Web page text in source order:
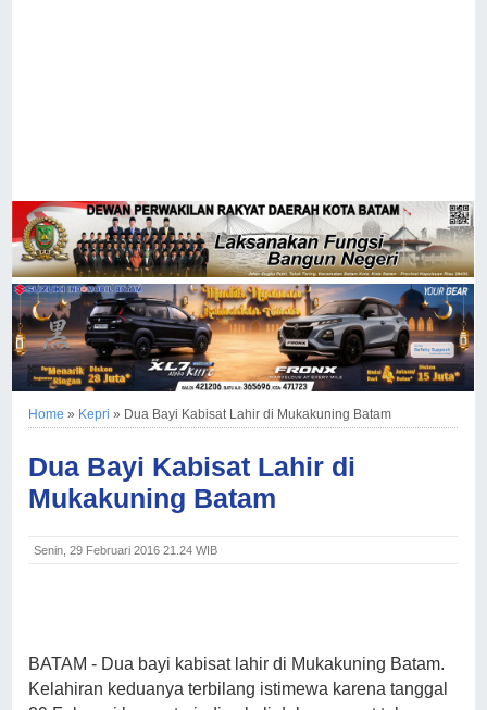
Home » Kepri » Dua Bayi Kabisat Lahir di Mukakuning Batam
Dua Bayi Kabisat Lahir di
Mukakuning Batam
Senin, 29 Februari 2016 21.24 WIB
BATAM- Dua bayi kabisat lahir di Mukakuning Batam.
Kelahiran keduanya terbilang istimewa karena tanggal